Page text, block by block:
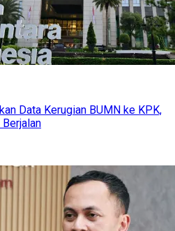
Data Kerugian BUMN ke KPK,